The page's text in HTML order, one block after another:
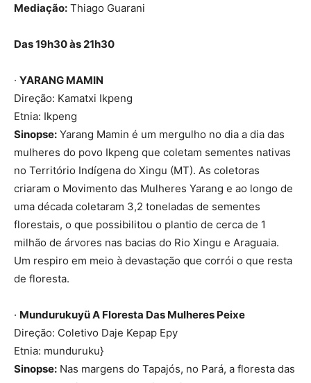
Mediação: Thiago Guarani
Das 19h30 às 21h30
· YARANG MAMIN
Direção: Kamatxi Ikpeng
Etnia: Ikpeng
Sinopse: Yarang Mamin é um mergulho no dia a dia das
mulheres do povo Ikpeng que coletam sementes nativas
no Território Indígena do Xingu (MT). As coletoras
criaram o Movimento das Mulheres Yarang e ao longo de
uma década coletaram 3,2 toneladas de sementes
florestais, o que possibilitou o plantio de cerca de 1
milhão de árvores nas bacias do Rio Xingu e Araguaia.
Um respiro em meio à devastação que corrói o que resta
de floresta.
· Mundurukuyü A Floresta Das Mulheres Peixe
Direção: Coletivo Daje Kepap Epy
Etnia: munduruku}
Sinopse: Nas margens do Tapajós, no Pará, a floresta das